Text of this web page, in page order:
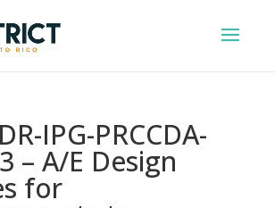
IPG-PRCCDA-
– A/E Design
for